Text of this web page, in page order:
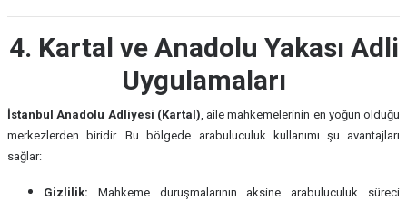
4. Kartal ve Anadolu Yakası Adli
Uygulamaları
İstanbul Anadolu Adliyesi (Kartal), aile mahkemelerinin en yoğun olduğu
merkezlerden biridir. Bu bölgede arabuluculuk kullanımı şu avantajları
sağlar:
Gizlilik: Mahkeme duruşmalarının aksine arabuluculuk süreci